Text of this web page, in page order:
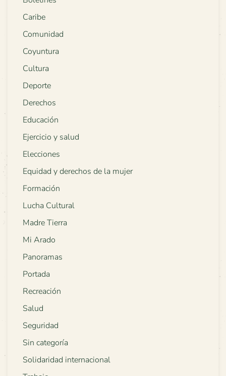
Caribe
Comunidad
Coyuntura
Cultura
Deporte
Derechos
Educación
Ejercicio y salud
Elecciones
Equidad y derechos de la mujer
Formación
Lucha Cultural
Madre Tierra
Mi Arado
Panoramas
Portada
Recreación
Salud
Seguridad
Sin categoría
Solidaridad internacional